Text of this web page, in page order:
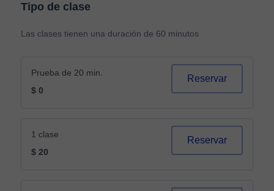
Tipo de clase
Las clases tienen una duración de 60 minutos
Prueba de 20 min.
$ 0
Reservar
1 clase
$ 20
Reservar